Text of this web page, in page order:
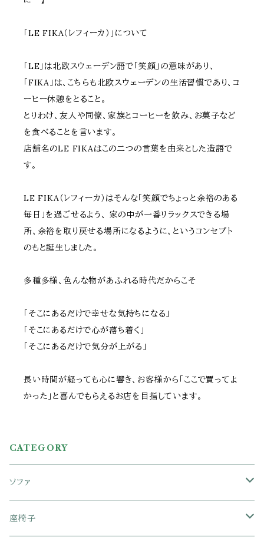
「LE FIKA（レフィーカ）」について
「LE」は北欧スウェーデン語で「笑顔」の意味があり、
「FIKA」は、こちらも北欧スウェーデンの生活習慣であり、コ
ーヒー休憩をとること。
とりわけ、友人や同僚、家族とコーヒーを飲み、お菓子など
を食べることを言います。
店舗名のLE FIKAはこの二つの言葉を由来とした造語で
す。
LE FIKA（レフィーカ）はそんな「笑顔でちょっと余裕のある
毎日」を過ごせるよう、 家の中が一番リラックスできる場
所、余裕を取り戻せる場所になるように、というコンセプト
のもと誕生しました。
多種多様、色んな物があふれる時代だからこそ
「そこにあるだけで幸せな気持ちになる」
「そこにあるだけで心が落ち着く」
「そこにあるだけで気分が上がる」
長い時間が経っても心に響き、お客様から「ここで買ってよ
かった」と喜んでもらえるお店を目指しています。
CATEGORY
ソファ
1人掛けソファ
座椅子